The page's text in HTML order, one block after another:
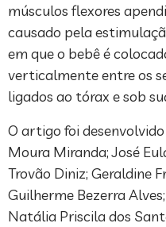
músculos flexores
causado pela
em que o bebê é
verticalmente entre os
ligados ao tórax e sob
O artigo foi
Moura Miranda; José
Trovão Diniz; Geraldine
Guilherme Bezerra
Natália Priscila dos